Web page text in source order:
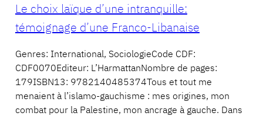
Le choix laïque d’une intranquille:
témoignage d’une Franco-Libanaise
Genres: International, SociologieCode CDF:
CDF0070Editeur: L’HarmattanNombre de pages:
179ISBN13: 9782140485374Tous et tout me
menaient à l’islamo-gauchisme : mes origines, mon
combat pour la Palestine, mon ancrage à gauche. Dans